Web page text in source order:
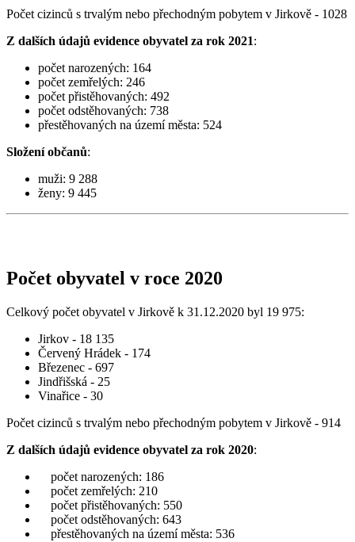
Počet cizinců s trvalým nebo přechodným pobytem v Jirkově - 1028
Z dalších údajů evidence obyvatel za rok 2021:
počet narozených: 164
počet zemřelých: 246
počet přistěhovaných: 492
počet odstěhovaných: 738
přestěhovaných na území města: 524
Složení občanů:
muži: 9 288
ženy: 9 445
Počet obyvatel v roce 2020
Celkový počet obyvatel v Jirkově k 31.12.2020 byl 19 975:
Jirkov - 18 135
Červený Hrádek - 174
Březenec - 697
Jindřišská - 25
Vinařice - 30
Počet cizinců s trvalým nebo přechodným pobytem v Jirkově - 914
Z dalších údajů evidence obyvatel za rok 2020:
počet narozených: 186
počet zemřelých: 210
počet přistěhovaných: 550
počet odstěhovaných: 643
přestěhovaných na území města: 536